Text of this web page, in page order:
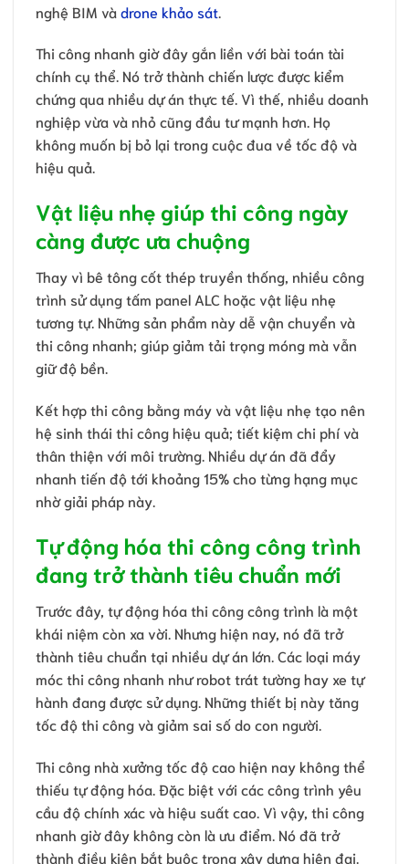
nghệ BIM và drone khảo sát
Thi công nhanh giờ đây gắn liền với bài toán tài
chính cụ thể. Nó trở thành chiến lược được kiểm
chứng qua nhiều dự án thực tế. Vì thế, nhiều doanh
nghiệp vừa và nhỏ cũng đầu tư mạnh hơn. Họ
không muốn bị bỏ lại trong cuộc đua về tốc độ và
hiệu quả.
Vật liệu nhẹ giúp thi công ngày
càng được ưa chuộng
Thay vì bê tông cốt thép truyền thống, nhiều công
trình sử dụng tấm panel ALC hoặc vật liệu nhẹ
tương tự. Những sản phẩm này dễ vận chuyển và
thi công nhanh; giúp giảm tải trọng móng mà vẫn
giữ độ bền.
Kết hợp thi công bằng máy và vật liệu nhẹ tạo nên
hệ sinh thái thi công hiệu quả; tiết kiệm chi phí và
thân thiện với môi trường. Nhiều dự án đã đẩy
nhanh tiến độ tới khoảng 15% cho từng hạng mục
nhờ giải pháp này.
Tự động hóa thi công công trình
đang trở thành tiêu chuẩn mới
Trước đây, tự động hóa thi công công trình là một
khái niệm còn xa vời. Nhưng hiện nay, nó đã trở
thành tiêu chuẩn tại nhiều dự án lớn. Các loại máy
móc thi công nhanh như robot trát tường hay xe tự
hành đang được sử dụng. Những thiết bị này tăng
tốc độ thi công và giảm sai số do con người.
Thi công nhà xưởng tốc độ cao hiện nay không thể
thiếu tự động hóa. Đặc biệt với các công trình yêu
cầu độ chính xác và hiệu suất cao. Vì vậy, thi công
nhanh giờ đây không còn là ưu điểm. Nó đã trở
thành điều kiện bắt buộc trong xây dựng hiện đại.